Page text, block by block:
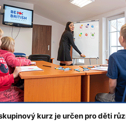
kurz je určen pro děti